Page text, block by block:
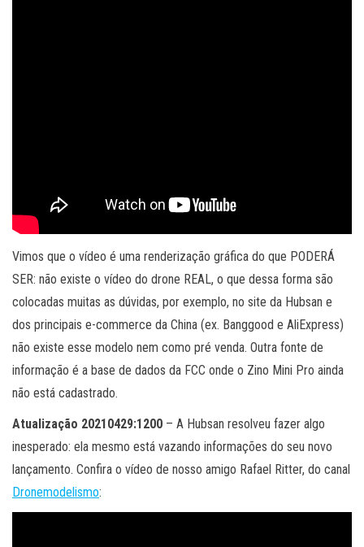
Vimos que o vídeo é uma renderização gráfica do que PODERÁ
SER: não existe o vídeo do drone REAL, o que dessa forma são
colocadas muitas as dúvidas, por exemplo, no site da Hubsan e
dos principais e-commerce da China (ex. Banggood e AliExpress)
não existe esse modelo nem como pré venda. Outra fonte de
informação é a base de dados da FCC onde o Zino Mini Pro ainda
não está cadastrado.
Atualização 20210429:1200 – A Hubsan resolveu fazer algo
inesperado: ela mesmo está vazando informações do seu novo
lançamento. Confira o vídeo de nosso amigo Rafael Ritter, do canal
Dronemodelismo: